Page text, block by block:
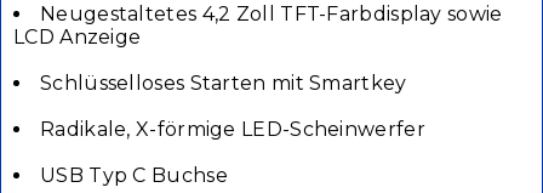
Neugestaltetes 4,2 Zoll TFT-Farbdisplay sowie
LCD Anzeige
Schlüsselloses Starten mit Smartkey
Radikale, X-förmige LED-Scheinwerfer
USB Typ C Buchse